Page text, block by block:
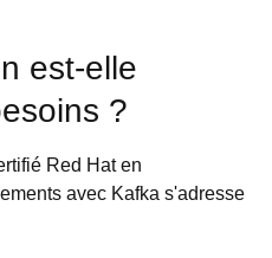
est-elle
?
Red Hat en
avec Kafka s'adresse